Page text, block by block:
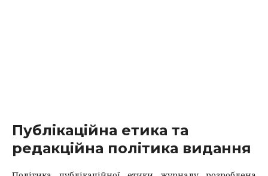
Публікаційна етика та
редакційна політика видання